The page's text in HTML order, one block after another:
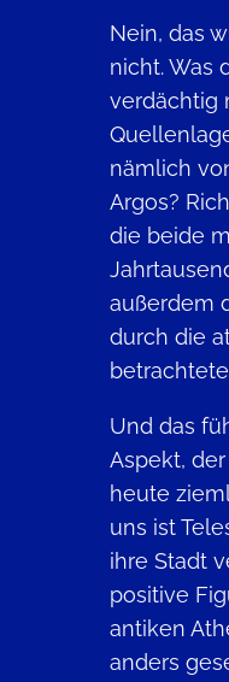
Nein, das
nicht. Was
verdächtig
nämlich
Argos?
die beide
außerdem
durch die
Und das
Aspekt,
heute
uns ist
ihre Stadt
positive
antiken
anders